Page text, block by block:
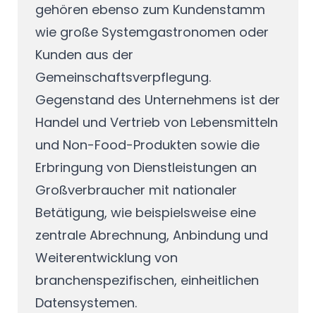
gehören ebenso zum Kundenstamm
wie große Systemgastronomen oder
Kunden aus der
Gemeinschaftsverpflegung.
Gegenstand des Unternehmens ist der
Handel und Vertrieb von Lebensmitteln
und Non-Food-Produkten sowie die
Erbringung von Dienstleistungen an
Großverbraucher mit nationaler
Betätigung, wie beispielsweise eine
zentrale Abrechnung, Anbindung und
Weiterentwicklung von
branchenspezifischen, einheitlichen
Datensystemen.